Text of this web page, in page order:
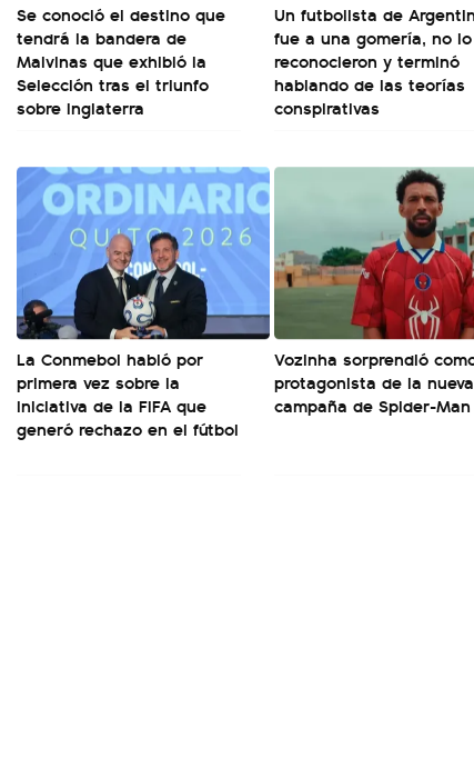
Se conoció el destino que
tendrá la bandera de
Malvinas que exhibió la
Selección tras el triunfo
sobre Inglaterra
Un futbolista de
fue a una gomería, no lo
reconocieron y terminó
hablando de las teorías
conspirativas
La Conmebol habló por
primera vez sobre la
iniciativa de la FIFA que
generó rechazo en el fútbol
Vozinha sorprendió
protagonista de la nueva
campaña de Spider-Man